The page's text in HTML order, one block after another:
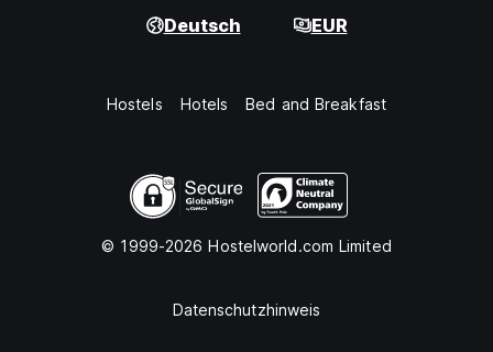
Deutsch EUR
Hostels Hotels Bed and Breakfast
© 1999-2026 Hostelworld.com Limited
Datenschutzhinweis